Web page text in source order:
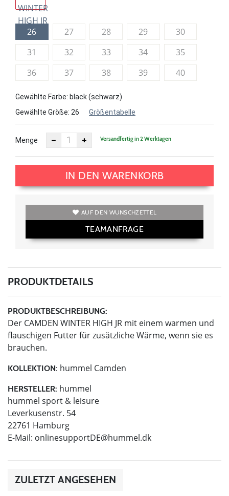
26 27 28 29
30
31
32 33 34
35
36
37 38 39 40
Gewählte Farbe: black (schwarz)
Gewählte Größe: 26 Größentabelle
Menge Versandfertig in 2 Werktagen
IN DEN WARENKORB
AUF DEN WUNSCHZETTEL
TEAMANFRAGE
PRODUKTDETAILS
PRODUKTBESCHREIBUNG:
Der CAMDEN WINTER HIGH JR mit einem warmen und
flauschigen Futter für zusätzliche Wärme, wenn sie es
brauchen.
KOLLEKTION: hummel Camden
HERSTELLER: hummel
hummel sport & leisure
Leverkusenstr. 54
22761 Hamburg
E-Mail: onlinesupportDE@hummel.dk
ZULETZT ANGESEHEN